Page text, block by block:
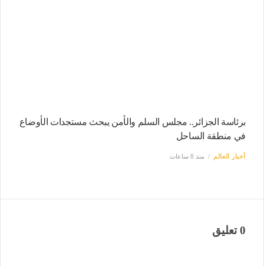
برئاسة الجزائر.. مجلس السلم والأمن يبحث مستجدات الأوضاع
في منطقة الساحل
أخبار العالم منذ 8 ساعات
0 تعليق